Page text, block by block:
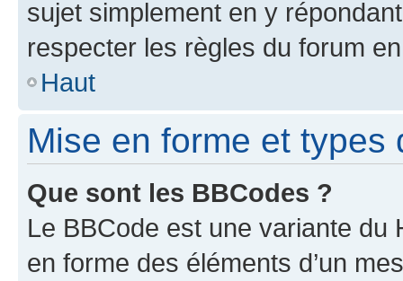
sujet simplement en y
respecter les règles du forum
Haut
Mise en forme et types
Que sont les BBCodes ?
Le BBCode est une variante du
en forme des éléments d’un